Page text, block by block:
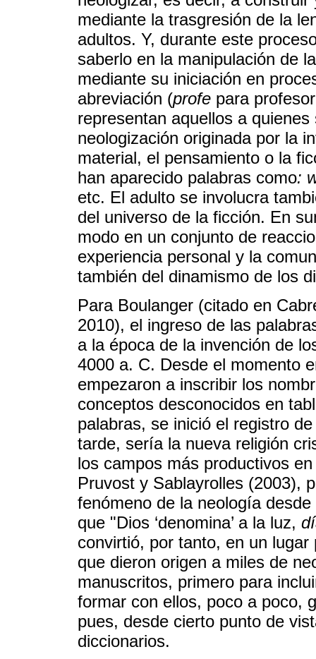
mediante la trasgresión de la
adultos. Y, durante este
saberlo en la manipulación de
mediante su iniciación en
abreviación (profe para
representan aquellos a
neologización originada por la
material, el pensamiento o la
han aparecido palabras como:
etc. El adulto se involucra
del universo de la ficción. En
modo en un conjunto de
experiencia personal y la
también del dinamismo de los
Para Boulanger (citado en
2010), el ingreso de las
a la época de la invención de
4000 a. C. Desde el momento
empezaron a inscribir los
conceptos desconocidos en
palabras, se inició el registro
tarde, sería la nueva religión
los campos más productivos
Pruvost y Sablayrolles (2003),
fenómeno de la neología
que "Dios ‘denomina’ a la luz,
convirtió, por tanto, en un
que dieron origen a miles de
manuscritos, primero para
formar con ellos, poco a poco,
pues, desde cierto punto de
diccionarios.